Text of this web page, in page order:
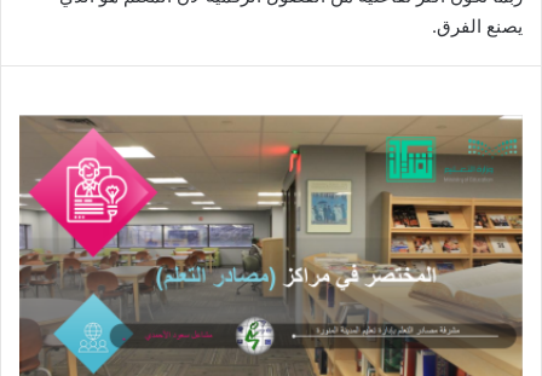
يصنع الفرق.